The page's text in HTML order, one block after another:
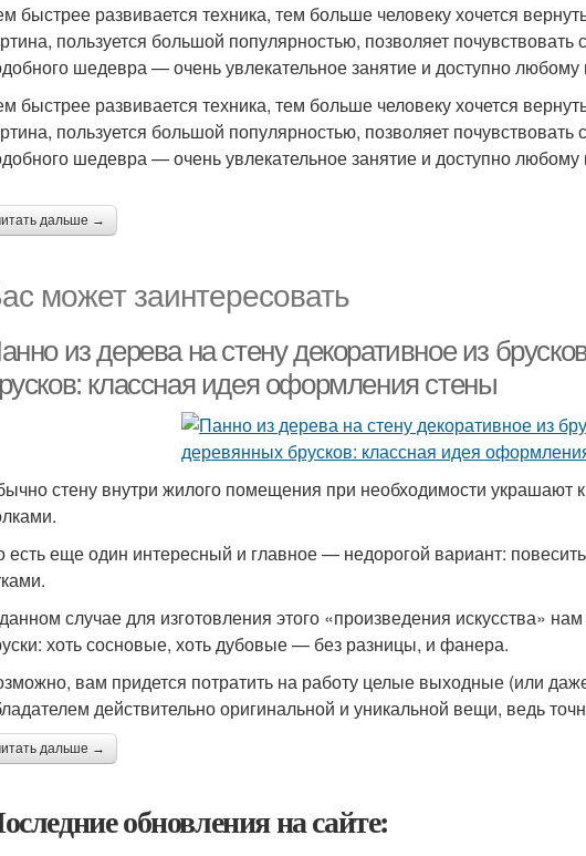
быстрее развивается техника, тем больше человеку хочется
пользуется большой популярностью, позволяет
шедевра — очень увлекательное занятие и доступно
быстрее развивается техника, тем больше человеку хочется
пользуется большой популярностью, позволяет
шедевра — очень увлекательное занятие и доступно
дальше →
может заинтересовать
из дерева на стену декоративное из
классная идея оформления стены
стену внутри жилого помещения при необходимости украшают
есть еще один интересный и главное — недорогой вариант:
случае для изготовления этого «произведения искусства»
хоть сосновые, хоть дубовые — без разницы, и фанера.
вам придется потратить на работу целые выходные (или
действительно оригинальной и уникальной вещи, ведь
дальше →
обновления на сайте: